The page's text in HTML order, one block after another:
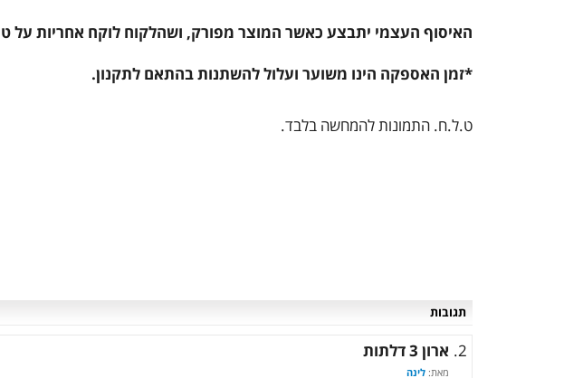
האיסוף העצמי יתבצע כאשר המוצר מפורק, ושהלקוח לוקח אחריות על
*זמן האספקה הינו משוער ועלול להשתנות בהתאם לתקנון.
ט.ל.ח. התמונות להמחשה בלבד.
תגובות
2. ארון 3 דלתות
מאת: לינה